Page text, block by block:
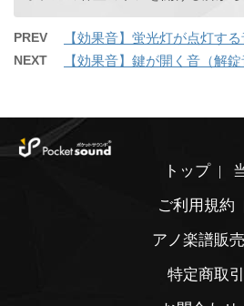
PREV 【効果音】蛍光灯が点灯す
NEXT 【効果音】鍵が開く音（解錠
トップ
ご利用規約
アノ楽譜販売
特定商取